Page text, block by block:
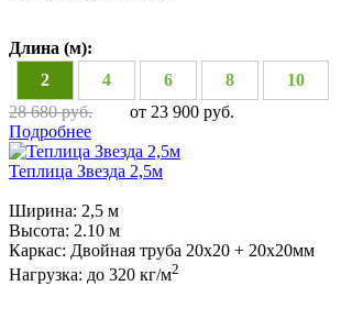
Длина (м):
2
4 6 8
10
28 680 руб.
от 23 900 руб.
Подробнее
Теплица Звезда 2,5м
Ширина: 2,5 м
Высота: 2.10 м
Каркас: Двойная труба 20х20 + 20х20мм
Нагрузка: до 320 кг/м2